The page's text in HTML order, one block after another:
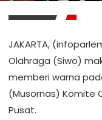
JAKARTA,
Olahraga (Siwo)
memberi warna
(Musornas) Komite
Pusat.